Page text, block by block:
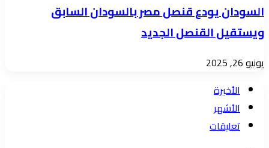
غير
النظامية.
لكن
الجيش
السوداني،
بعقلية
فذة
السودان يودع قنصل مصر بالسودان السابق
ويستقيل القنصل الجديد
يونيو 26, 2025
الأخيرة
الأشهر
تعليقات